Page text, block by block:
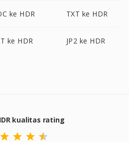
ke HDR TXT ke HDR
ke HDR JP2 ke HDR
kualitas rating